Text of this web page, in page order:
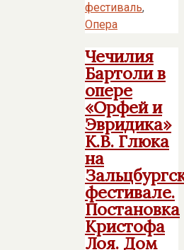
фестиваль,
Опера
Чечилия
Бартоли в
опере
«Орфей и
Эвридика»
К.В. Глюка
на
фестивале.
Постановка
Кристофа
Лоя. Дом